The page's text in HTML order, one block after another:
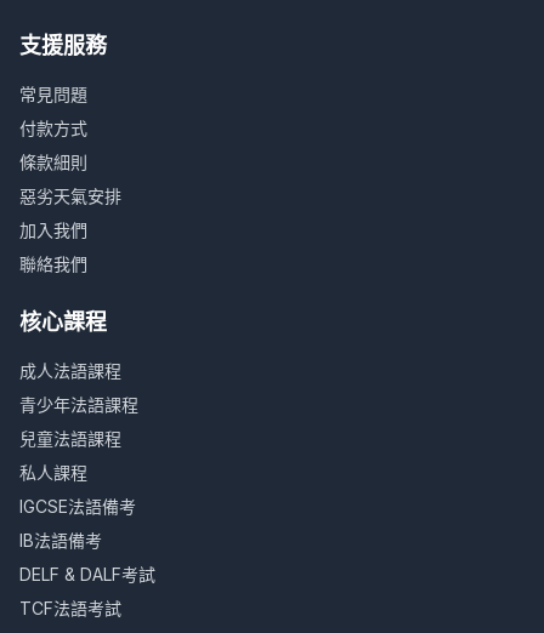
支援服務
常見問題
付款方式
條款細則
惡劣天氣安排
加入我們
聯絡我們
核心課程
成人法語課程
青少年法語課程
兒童法語課程
私人課程
IGCSE法語備考
IB法語備考
DELF & DALF考試
TCF法語考試